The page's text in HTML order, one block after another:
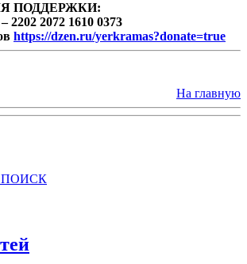
ПОДДЕРЖКИ:
2202 2072 1610 0373
https://dzen.ru/yerkramas?donate=true
На главную